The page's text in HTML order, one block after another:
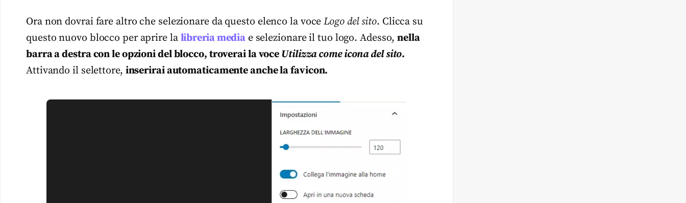
Ora non dovrai fare altro che selezionare da questo elenco la voceLogo del sito. Clicca su
questo nuovo blocco per aprire la libreria mediae selezionare il tuo logo. Adesso,nella
barra a destra con le opzioni del blocco, troverai la voce Utilizza come icona del sito.
Attivando il selettore, inserirai automaticamente anche la favicon.